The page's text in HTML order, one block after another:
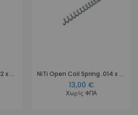
NiTi Open Coil Spring .012 x .045, 18 cm NiTi Open Coil Spring .014 x .030, 18 cm
13,00 €
Χωρίς ΦΠΑ